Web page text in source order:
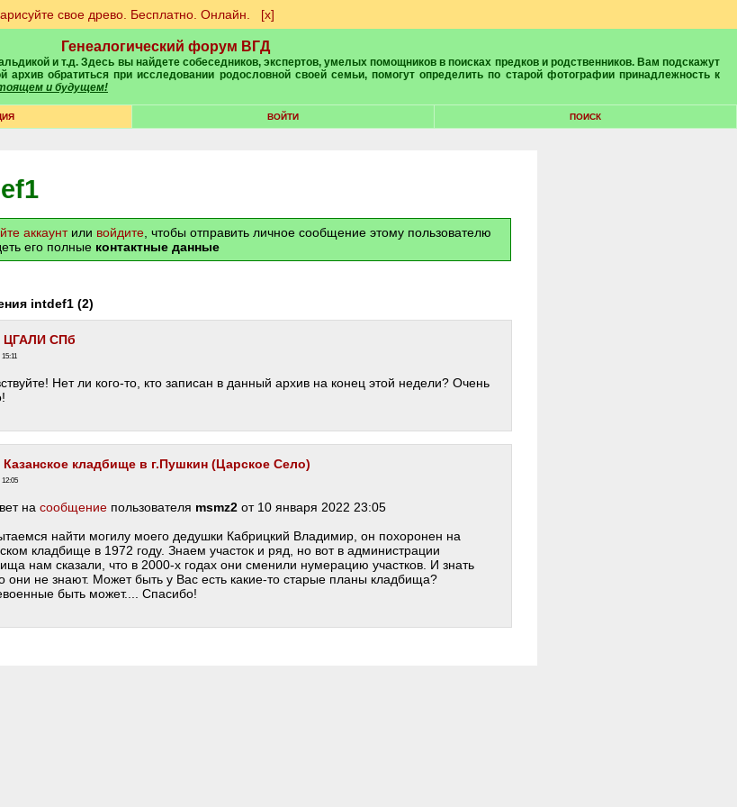
свое древо. Бесплатно. Онлайн. [х]
Генеалогический форум ВГД
обратиться при исследовании родословной своей семьи, помогут определить по старой фотографии принадлежность к
и будущем!
ВОЙТИ ПОИСК
аккаунтили войдите , чтобы отправить личное сообщение этому пользователю
его полные контактные данные
intdef1 (2)
ЦГАЛИ СПб
15:11
Нет ли кого-то, кто записан в данный архив на конец этой недели? Очень
Казанское кладбище в г.Пушкин (Царское Село)
12:05
на сообщение пользователя msmz2 от 10 января 2022 23:05
найти могилу моего дедушки Кабрицкий Владимир, он похоронен на
кладбище в 1972 году. Знаем участок и ряд, но вот в администрации
нам сказали, что в 2000-х годах они сменили нумерацию участков. И знать
они не знают. Может быть у Вас есть какие-то старые планы кладбища?
быть может.... Спасибо!